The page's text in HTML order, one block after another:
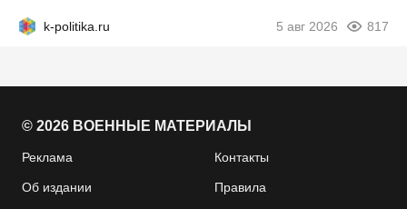
k-politika.ru 5 авг 2026 817
© 2026 ВОЕННЫЕ МАТЕРИАЛЫ
Реклама Контакты
Об издании Правила